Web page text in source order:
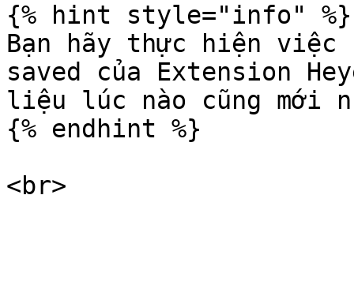
{% hint style="info" %}
Bạn hãy thực hiện việc
saved của Extension
liệu lúc nào cũng mới
{% endhint %}